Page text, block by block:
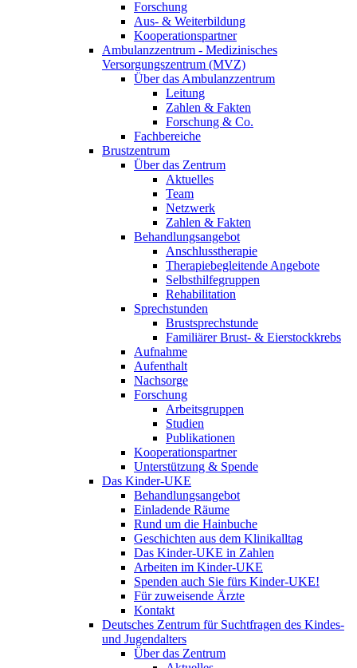
Forschung
Aus- & Weiterbildung
Kooperationspartner
Ambulanzzentrum - Medizinisches
Versorgungszentrum (MVZ)
Über das Ambulanzzentrum
Leitung
Zahlen & Fakten
Forschung & Co.
Fachbereiche
Brustzentrum
Über das Zentrum
Aktuelles
Team
Netzwerk
Zahlen & Fakten
Behandlungsangebot
Anschlusstherapie
Therapiebegleitende Angebote
Selbsthilfegruppen
Rehabilitation
Sprechstunden
Brustsprechstunde
Familiärer Brust- & Eierstockkrebs
Aufnahme
Aufenthalt
Nachsorge
Forschung
Arbeitsgruppen
Studien
Publikationen
Kooperationspartner
Unterstützung & Spende
Das Kinder-UKE
Behandlungsangebot
Einladende Räume
Rund um die Hainbuche
Geschichten aus dem Klinikalltag
Das Kinder-UKE in Zahlen
Arbeiten im Kinder-UKE
Spenden auch Sie fürs Kinder-UKE!
Für zuweisende Ärzte
Kontakt
Deutsches Zentrum für Suchtfragen des Kindes-
und Jugendalters
Über das Zentrum